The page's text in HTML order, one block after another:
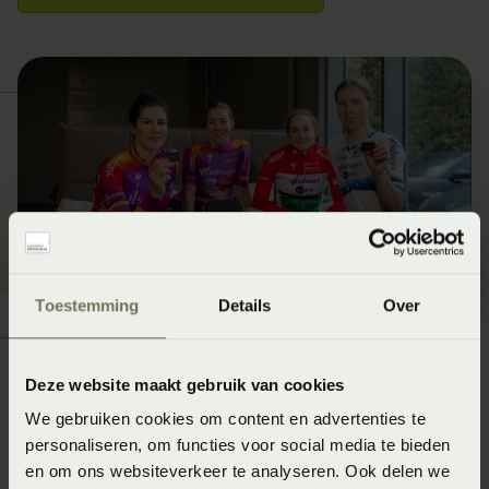
Toestemming Details Over
Deze website maakt gebruik van cookies
We gebruiken cookies om content en advertenties te
personaliseren, om functies voor social media te bieden
en om ons websiteverkeer te analyseren. Ook delen we
SC Heerenveen kiest voor
optimaal herstel met